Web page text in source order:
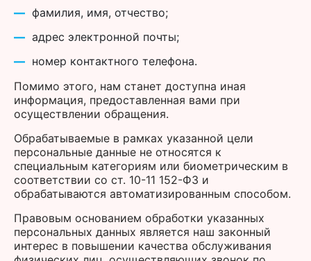
фамилия, имя, отчество;
адрес электронной почты;
номер контактного телефона.
Помимо этого, нам станет доступна иная
информация, предоставленная вами при
осуществлении обращения.
Обрабатываемые в рамках указанной цели
персональные данные не относятся к
специальным категориям или биометрическим в
соответствии со ст. 10-11 152-ФЗ и
обрабатываются автоматизированным способом.
Правовым основанием обработки указанных
персональных данных является наш законный
интерес в повышении качества обслуживания